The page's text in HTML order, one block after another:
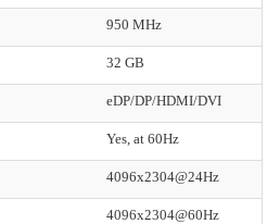
950 MHz
32 GB
eDP/DP/HDMI/DVI
Yes, at 60Hz
4096x2304@24Hz
4096x2304@60Hz